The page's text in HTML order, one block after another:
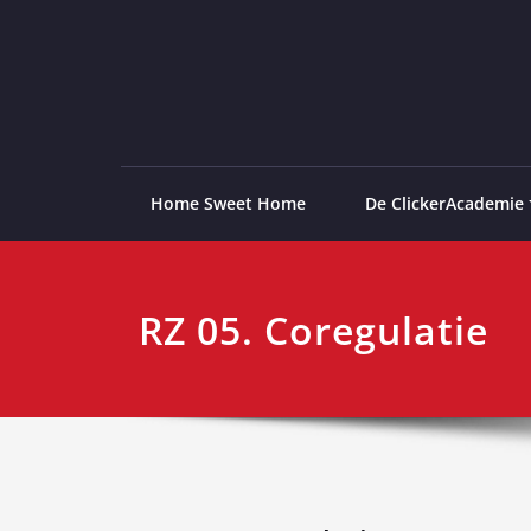
Home Sweet Home De ClickerAcademie
RZ 05. Coregulatie